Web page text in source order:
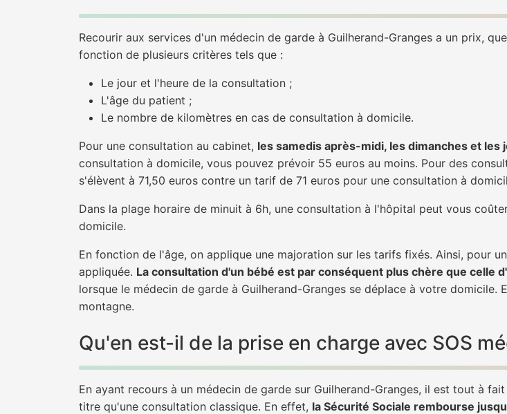
Recourir aux services d'un médecin de garde à Guilherand-Granges a un prix,
fonction de plusieurs critères tels que :
Le jour et l'heure de la consultation ;
L'âge du patient ;
Le nombre de kilomètres en cas de consultation à domicile.
Pour une consultation au cabinet, les samedis après-midi, les dimanches et
consultation à domicile, vous pouvez prévoir 55 euros au moins. Pour des
s'élèvent à 71,50 euros contre un tarif de 71 euros pour une consultation à
Dans la plage horaire de minuit à 6h, une consultation à l'hôpital peut vous
domicile.
En fonction de l'âge, on applique une majoration sur les tarifs fixés. Ainsi, pour
appliquée. La consultation d'un bébé est par conséquent plus chère que celle
lorsque le médecin de garde à Guilherand-Granges se déplace à votre
montagne.
Qu'en est-il de la prise en charge avec SOS
En ayant recours à un médecin de garde sur Guilherand-Granges, il est tout à
titre qu'une consultation classique. En effet, la Sécurité Sociale rembourse